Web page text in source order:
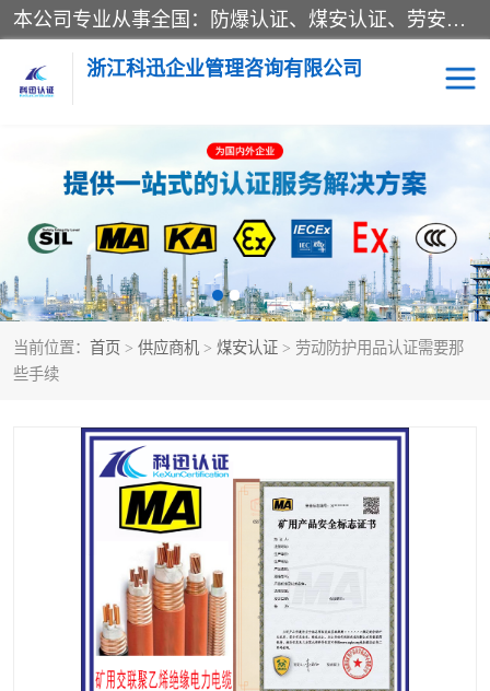
本公司专业从事全国：防爆认证、煤安认证、劳安认证、体系认证、产品认证、ATEX认证、IECEX认证、消防产品认证、生产认可证、验厂指导、认证技术支持、企业管理策划等一站式咨询服务。 用我们的智慧、经验、真诚与勤恳，分享成长的喜悦！ 全国24小时咨询热线：* 认证咨询：张老师（全国*）
浙江科迅企业管理咨询有限公司
当前位置： 首页 > 供应商机 > 煤安认证 > 劳动防护用品认证需要那
些手续
煤安认证 防爆CCC认证
防爆合格证 矿安认证
劳安认证